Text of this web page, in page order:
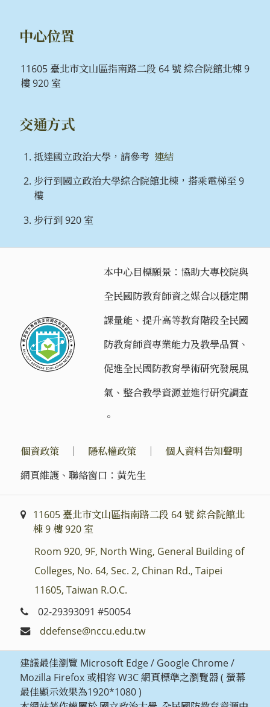
中心位置
11605 臺北市文山區指南路二段 64 號 綜合院館北棟 9
樓 920 室
交通方式
抵達國立政治大學，請參考 連結
步行到國立政治大學綜合院館北棟，搭乘電梯至 9
樓
步行到 920 室
本中心目標願景：協助大專校院與
全民國防教育師資之媒合以穩定開
課量能、提升高等教育階段全民國
防教育師資專業能力及教學品質、
促進全民國防教育學術研究發展風
氣、整合教學資源並進行研究調查
。
個資政策 隱私權政策
個人資料告知聲明
網頁維護、聯絡窗口：黃先生
11605 臺北市文山區指南路二段 64 號 綜合院館北
棟 9 樓 920 室
Room 920, 9F, North Wing, General Building of
Colleges, No. 64, Sec. 2, Chinan Rd., Taipei
11605, Taiwan R.O.C.
02-29393091 #50054
ddefense@nccu.edu.tw
建議最佳瀏覽 Microsoft Edge / Google Chrome /
Mozilla Firefox 或相容 W3C 網頁標準之瀏覽器 ( 螢幕
最佳顯示效果為1920*1080 )